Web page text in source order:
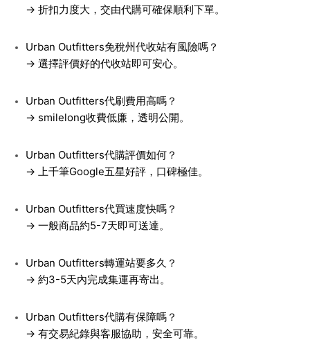
→ 折扣力度大，交由代購可確保順利下單。
Urban Outfitters免稅州代收站有風險嗎？
→ 選擇評價好的代收站即可安心。
Urban Outfitters代刷費用高嗎？
→ smilelong收費低廉，透明公開。
Urban Outfitters代購評價如何？
→ 上千筆Google五星好評，口碑極佳。
Urban Outfitters代買速度快嗎？
→ 一般商品約5-7天即可送達。
Urban Outfitters轉運站要多久？
→ 約3-5天內完成集運再寄出。
Urban Outfitters代購有保障嗎？
→ 有交易紀錄與客服協助，安全可靠。